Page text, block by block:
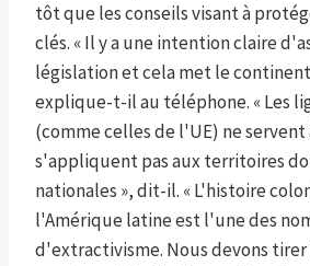
tôt que les conseils visant à
clés. « Il y a une intention claire
législation et cela met le continent
explique-t-il au téléphone. « Les
(comme celles de l'UE) ne servent
s'appliquent pas aux territoires
nationales », dit-il. « L'histoire
l'Amérique latine est l'une des
d'extractivisme. Nous devons tirer